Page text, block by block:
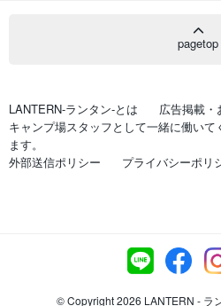
pagetop
LANTERN-ランタン-とは
広告掲載・
キャンプ場スタッフとして一緒に働い
ます。
外部送信ポリシー
プライバシーポリ
© Copyright 2026 LANTERN - ラ